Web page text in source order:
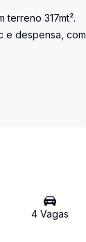
317mt².
e despensa, com
4Vagas